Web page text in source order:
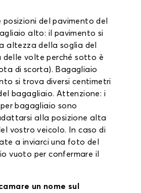
posizioni del pavimento del
alto: il pavimento si
altezza della soglia del
delle volte perché sotto è
di scorta). Bagagliaio
si trova diversi centimetri
bagagliaio. Attenzione: i
bagagliaio sono
alla posizione alta
vostro veicolo. In caso di
a inviarci una foto del
vuoto per confermare il
un nome sul